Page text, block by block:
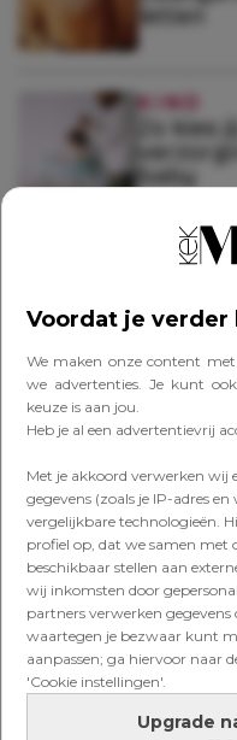
Voordat je verder
We maken onze content
we advertenties. Je kunt
keuze is aan jou.
Heb je al een advertentievrij
Met je akkoord verwerken wij
gegevens (zoals je IP-adres
vergelijkbare technologieën.
profiel op, dat we samen met
beschikbaar stellen aan
wij inkomsten door
partners verwerken
waartegen je bezwaar kunt
aanpassen; ga hiervoor naar
'Cookie instellingen'.
Upgrade
letten
KIND
Zo kies
baby
up
nodig?
‘Dit zijn
baby’